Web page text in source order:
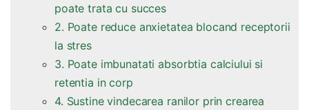
poate trata cu succes
2. Poate reduce anxietatea blocand receptorii
la stres
3. Poate imbunatati absorbtia calciului si
retentia in corp
4. Sustine vindecarea ranilor prin crearea